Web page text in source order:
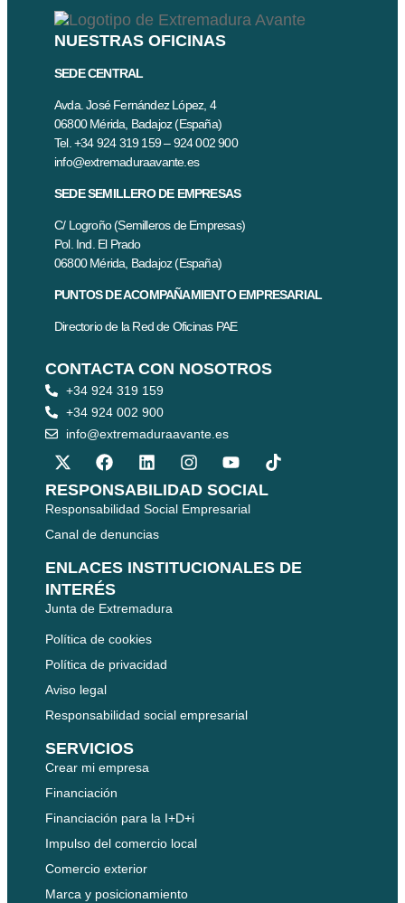
NUESTRAS OFICINAS
SEDE CENTRAL
Avda. José Fernández López, 4
06800 Mérida, Badajoz (España)
Tel. +34 924 319 159 – 924 002 900
info@extremaduraavante.es
SEDE SEMILLERO DE EMPRESAS
C/ Logroño (Semilleros de Empresas)
Pol. Ind. El Prado
06800 Mérida, Badajoz (España)
PUNTOS DE ACOMPAÑAMIENTO EMPRESARIAL
Directorio de la Red de Oficinas PAE
CONTACTA CON NOSOTROS
+34 924 319 159
+34 924 002 900
info@extremaduraavante.es
RESPONSABILIDAD SOCIAL
Responsabilidad Social Empresarial
Canal de denuncias
ENLACES INSTITUCIONALES DE
INTERÉS
Junta de Extremadura
Política de cookies
Política de privacidad
Aviso legal
Responsabilidad social empresarial
SERVICIOS
Crear mi empresa
Financiación
Financiación para la I+D+i
Impulso del comercio local
Comercio exterior
Marca y posicionamiento